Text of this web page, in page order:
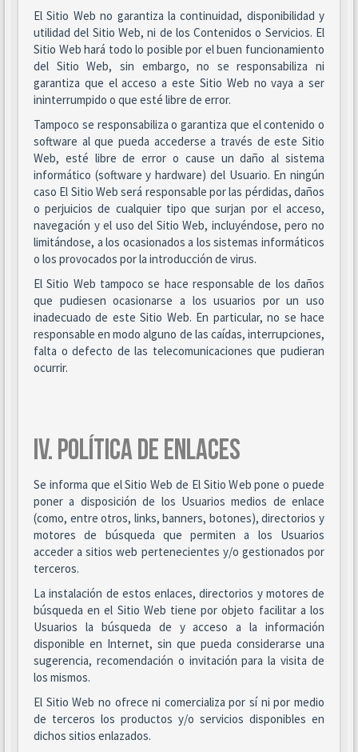
El Sitio Web no garantiza la continuidad, disponibilidad y
utilidad del Sitio Web, ni de los Contenidos o Servicios. El
Sitio Web hará todo lo posible por el buen funcionamiento
del Sitio Web, sin embargo, no se responsabiliza ni
garantiza que el acceso a este Sitio Web no vaya a ser
ininterrumpido o que esté libre de error.
Tampoco se responsabiliza o garantiza que el contenido o
software al que pueda accederse a través de este Sitio
Web, esté libre de error o cause un daño al sistema
informático (software y hardware) del Usuario. En ningún
caso El Sitio Web será responsable por las pérdidas, daños
o perjuicios de cualquier tipo que surjan por el acceso,
navegación y el uso del Sitio Web, incluyéndose, pero no
limitándose, a los ocasionados a los sistemas informáticos
o los provocados por la introducción de virus.
El Sitio Web tampoco se hace responsable de los daños
que pudiesen ocasionarse a los usuarios por un uso
inadecuado de este Sitio Web. En particular, no se hace
responsable en modo alguno de las caídas, interrupciones,
falta o defecto de las telecomunicaciones que pudieran
ocurrir.
IV. POLÍTICA DE ENLACES
Se informa que el Sitio Web de El Sitio Web pone o puede
poner a disposición de los Usuarios medios de enlace
(como, entre otros, links, banners, botones), directorios y
motores de búsqueda que permiten a los Usuarios
acceder a sitios web pertenecientes y/o gestionados por
terceros.
La instalación de estos enlaces, directorios y motores de
búsqueda en el Sitio Web tiene por objeto facilitar a los
Usuarios la búsqueda de y acceso a la información
disponible en Internet, sin que pueda considerarse una
sugerencia, recomendación o invitación para la visita de
los mismos.
El Sitio Web no ofrece ni comercializa por sí ni por medio
de terceros los productos y/o servicios disponibles en
dichos sitios enlazados.